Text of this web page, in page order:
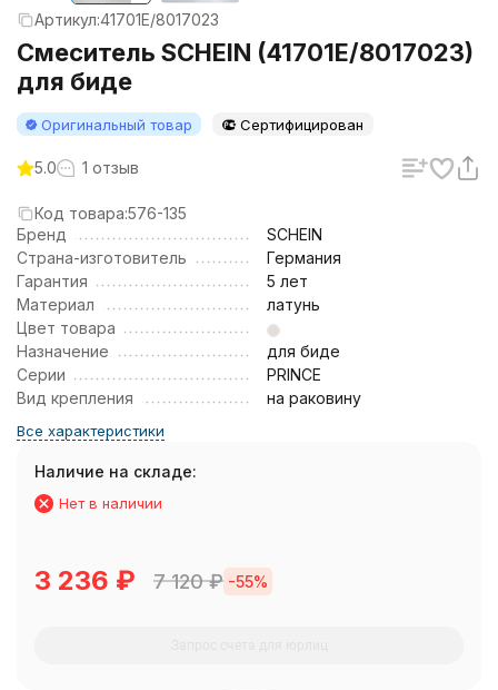
Артикул:41701E/8017023
Смеситель SCHEIN (41701E/8017023)
для биде
Оригинальный товар Сертифицирован
5.0 1 отзыв
Код товара:576-135
Бренд
SCHEIN
Страна-изготовитель
Германия
Гарантия
5 лет
Материал
латунь
Цвет товара
Назначение
для биде
Серии
PRINCE
Вид крепления
на раковину
Все характеристики
Наличие на складе:
Нет в наличии
3 236 ₽ 7 120₽ -55%